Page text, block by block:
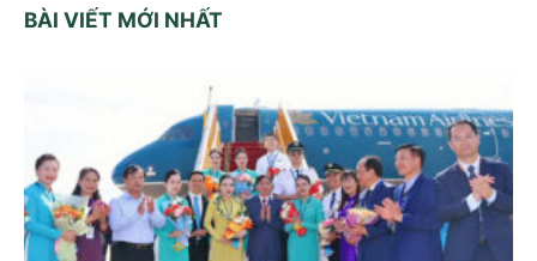
BÀI VIẾT MỚI NHẤT